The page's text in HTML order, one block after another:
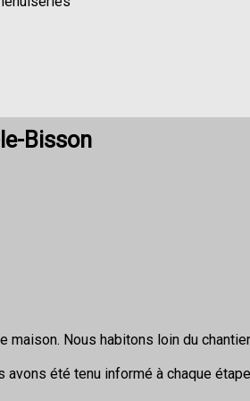
Bisson
maison. Nous habitons loin du
avons été tenu informé à chaque